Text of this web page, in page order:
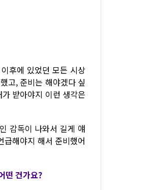
후에 있었던 모든 시상
고, 준비는 해야겠다 싶
받아야지 이런 생각은
감독이 나와서 길게 얘
급해야지 해서 준비했어
떤 건가요?